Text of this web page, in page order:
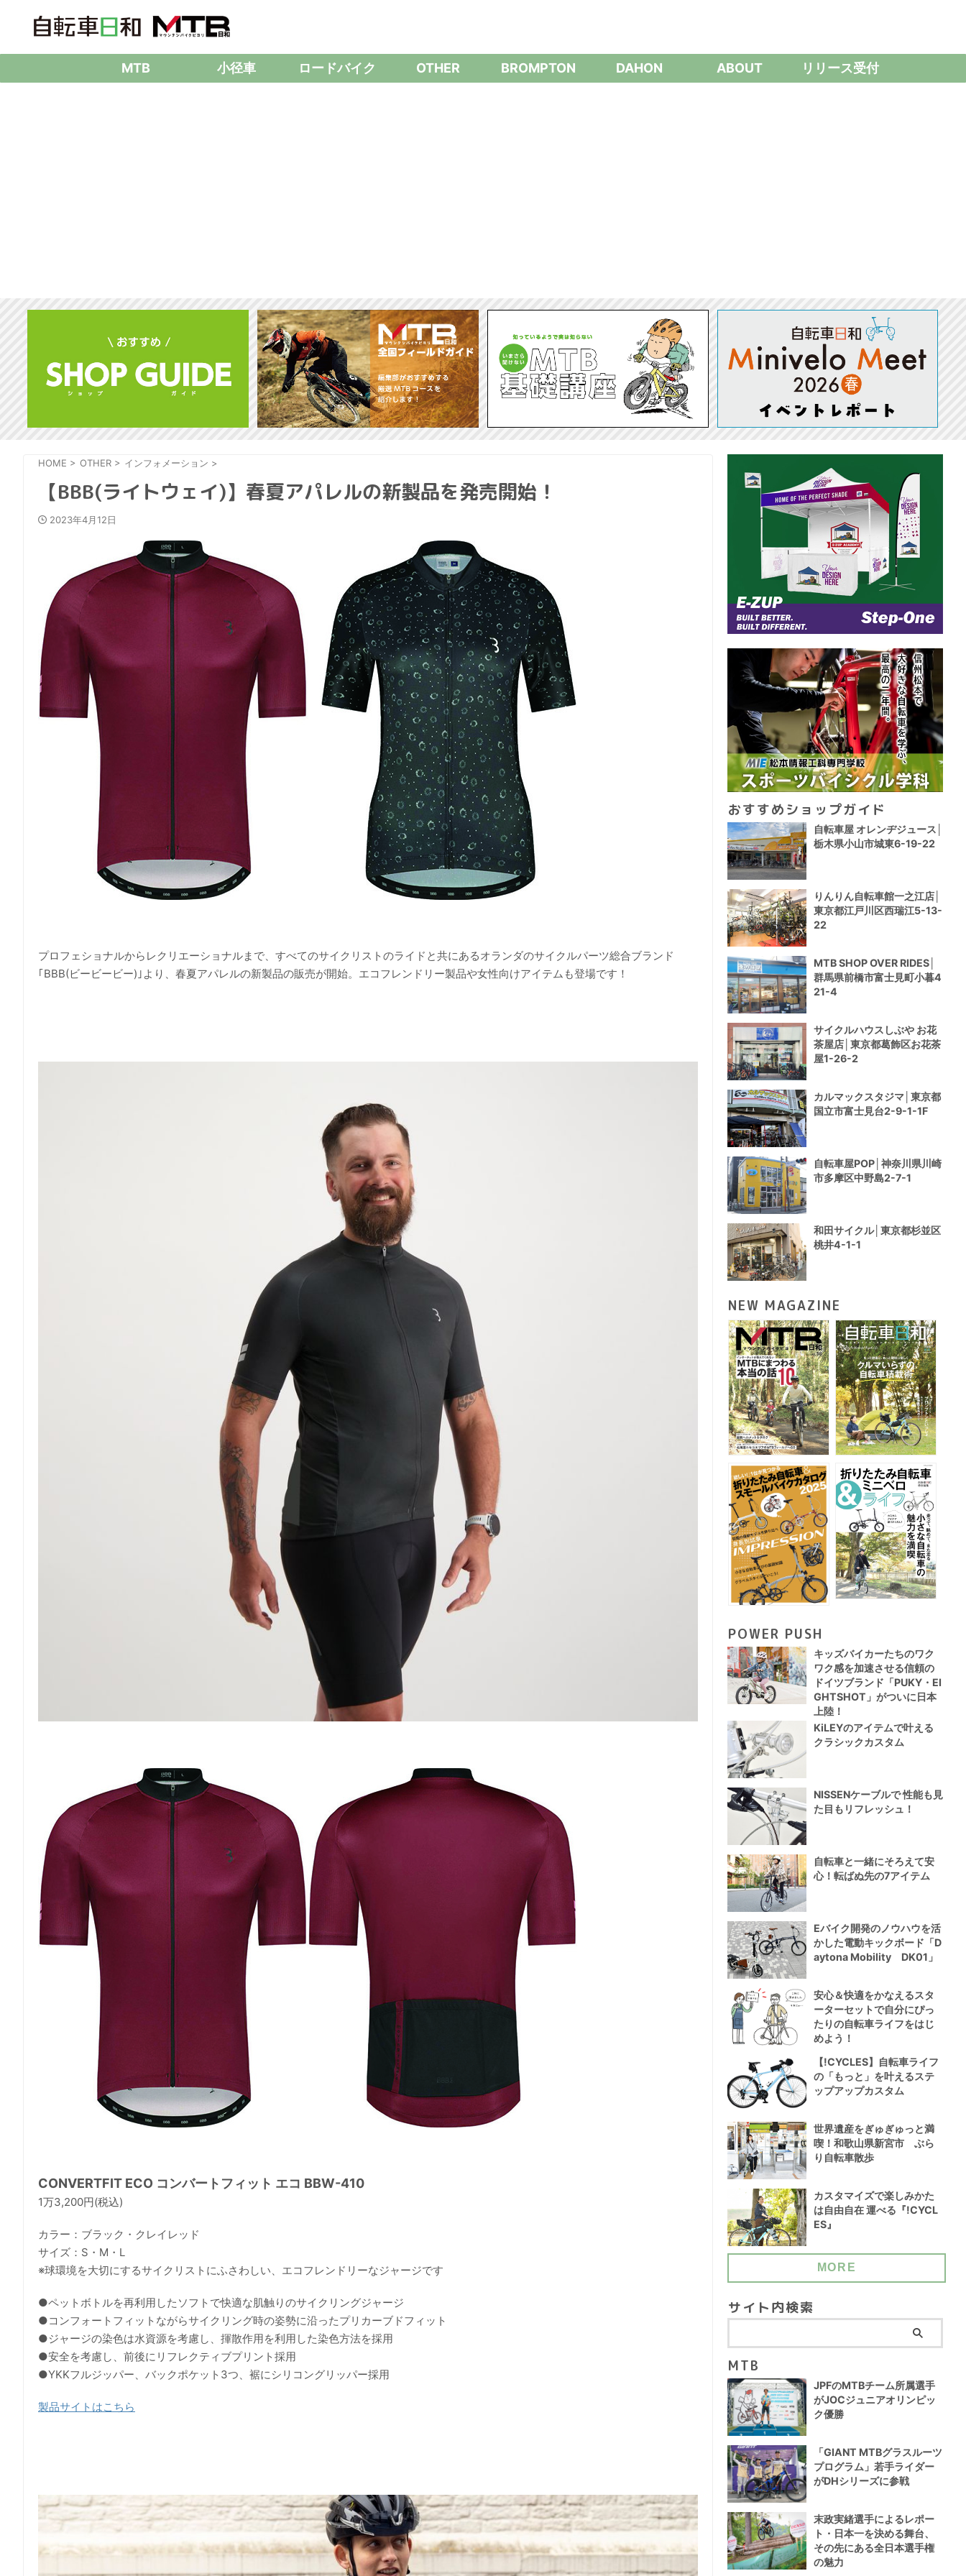
MTB 小径車 ロードバイク OTHER BROMPTON DAHON ABOUT リリース受付
HOME > OTHER > インフォメーション >
【BBB(ライトウェイ)】春夏アパレルの新製品を発売開始！
2023年4月12日
プロフェショナルからレクリエーショナルまで、すべてのサイクリストのライドと共にあるオランダのサイクルパーツ総合ブランド
｢BBB(ビービービー)｣より、春夏アパレルの新製品の販売が開始。エコフレンドリー製品や女性向けアイテムも登場です！
CONVERTFIT ECO コンバートフィット エコ BBW-410
1万3,200円(税込)
カラー：ブラック・クレイレッド
サイズ：S・M・L
※球環境を大切にするサイクリストにふさわしい、エコフレンドリーなジャージです
●ペットボトルを再利用したソフトで快適な肌触りのサイクリングジャージ
●コンフォートフィットながらサイクリング時の姿勢に沿ったプリカーブドフィット
●ジャージの染色は水資源を考慮し、揮散作用を利用した染色方法を採用
●安全を考慮し、前後にリフレクティブプリント採用
●YKKフルジッパー、バックポケット3つ、裾にシリコングリッパー採用
製品サイトはこちら
おすすめショップガイド
自転車屋 オレンヂジュース│
栃木県小山市城東6-19-22
りんりん自転車館一之江店│
東京都江戸川区西瑞江5-13-
22
MTB SHOP OVER RIDES│
群馬県前橋市富士見町小暮4
21-4
サイクルハウスしぶや お花
茶屋店│東京都葛飾区お花茶
屋1-26-2
カルマックスタジマ│東京都
国立市富士見台2-9-1-1F
自転車屋POP│神奈川県川崎
市多摩区中野島2-7-1
和田サイクル│東京都杉並区
桃井4-1-1
NEW MAGAZINE
POWER PUSH
キッズバイカーたちのワク
ワク感を加速させる信頼の
ドイツブランド「PUKY・EI
GHTSHOT」がついに日本
上陸！
KiLEYのアイテムで叶える
クラシックカスタム
NISSENケーブルで 性能も見
た目もリフレッシュ！
自転車と一緒にそろえて安
心！転ばぬ先の7アイテム
Eバイク開発のノウハウを活
かした電動キックボード「D
aytona Mobility DK01」
安心＆快適をかなえるスタ
ーターセットで自分にぴっ
たりの自転車ライフをはじ
めよう！
【!CYCLES】自転車ライフ
の「もっと」を叶えるステ
ップアップカスタム
世界遺産をぎゅぎゅっと満
喫！和歌山県新宮市 ぶら
り自転車散歩
カスタマイズで楽しみかた
は自由自在 運べる『!CYCL
ES』
MORE
サイト内検索
MTB
JPFのMTBチーム所属選手
がJOCジュニアオリンピッ
ク優勝
「GIANT MTBグラスルーツ
プログラム」若手ライダー
がDHシリーズに参戦
末政実緒選手によるレポー
ト・日本一を決める舞台、
その先にある全日本選手権
の魅力